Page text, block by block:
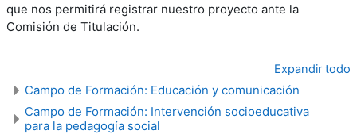
que nos permitirá registrar nuestro proyecto ante la
Comisión de Titulación.
Expandir todo
Campo de Formación: Educación y comunicación
Campo de Formación: Intervención socioeducativa
para la pedagogía social